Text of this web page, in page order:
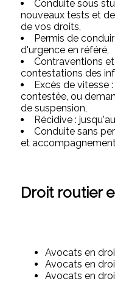
Conduite sous
nouveaux tests et
de vos droits,
Permis de
d'urgence en référé,
Contraventions
contestations des
Excès de vitesse
contestée, ou
de suspension,
Récidive :
Conduite sans
et
Droit routier
Avocats en
Avocats en
Avocats en